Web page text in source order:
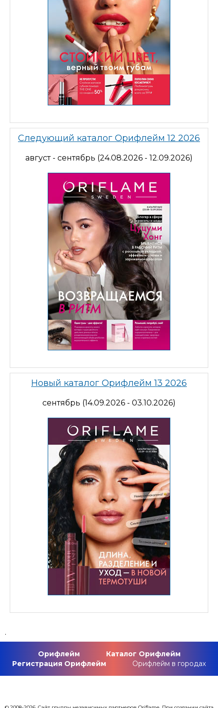
Следующий каталог Орифлейм 12 2026
август - сентябрь (24.08.2026 - 12.09.2026)
Новый каталог Орифлейм 13 2026
сентябрь (14.09.2026 - 03.10.2026)
.
Орифлейм
Каталог Орифлейм
Регистрация Орифлейм
Орифлейм в городах